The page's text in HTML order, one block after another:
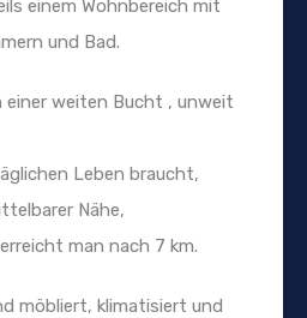
einem Wohnbereich mit
und Bad.
einer weiten Bucht , unweit
Leben braucht,
Nähe,
man nach 7 km.
möbliert, klimatisiert und